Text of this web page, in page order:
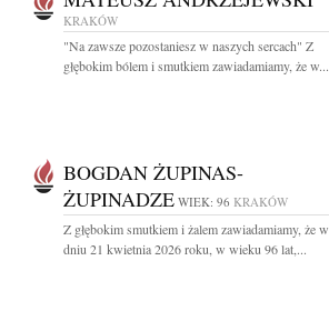
KRAKÓW
"Na zawsze pozostaniesz w naszych sercach" Z
głębokim bólem i smutkiem zawiadamiamy, że w...
BOGDAN ŻUPINAS-
ŻUPINADZE WIEK: 96 KRAKÓW
Z głębokim smutkiem i żalem zawiadamiamy, że w
dniu 21 kwietnia 2026 roku, w wieku 96 lat,...